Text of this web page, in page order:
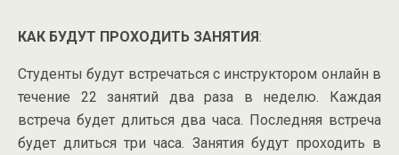
КАК БУДУТ ПРОХОДИТЬ ЗАНЯТИЯ:
Студенты будут встречаться с инструктором онлайн в
течение 22 занятий два раза в неделю. Каждая
встреча будет длиться два часа. Последняя встреча
будет длиться три часа. Занятия будут проходить в